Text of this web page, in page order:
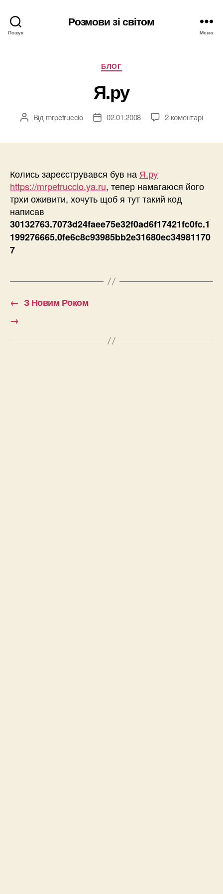
Пошук
Розмови зі світом
Меню
Категорії
БЛОГ
Я.ру
Автор
Від mrpetruccio
Дата02.01.2008 2 коментарі
Колись зареєструвався був на Я.ру
https://mrpetruccio.ya.ru, тепер намагаюся його
трхи оживити, хочуть щоб я тут такий код
написав
30132763.7073d24faee75e32f0ad6f17421fc0fc.1
199276665.0fe6c8c93985bb2e31680ec34981170
7
← З Новим Роком
→